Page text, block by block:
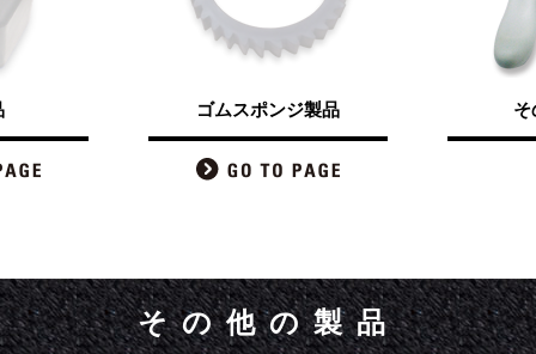
ゴムスポンジ製品 そ
その他の製品